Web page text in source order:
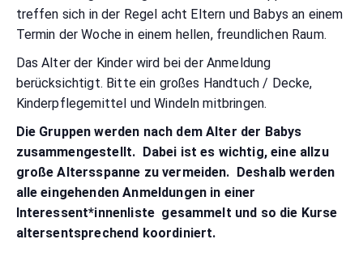
treffen sich in der Regel acht Eltern und Babys an einem
Termin der Woche in einem hellen, freundlichen Raum.
Das Alter der Kinder wird bei der Anmeldung
berücksichtigt. Bitte ein großes Handtuch / Decke,
Kinderpflegemittel und Windeln mitbringen.
Die Gruppen werden nach dem Alter der Babys
zusammengestellt. Dabei ist es wichtig, eine allzu
große Altersspanne zu vermeiden. Deshalb werden
alle eingehenden Anmeldungen in einer
Interessent*innenliste gesammelt und so die Kurse
altersentsprechend koordiniert.